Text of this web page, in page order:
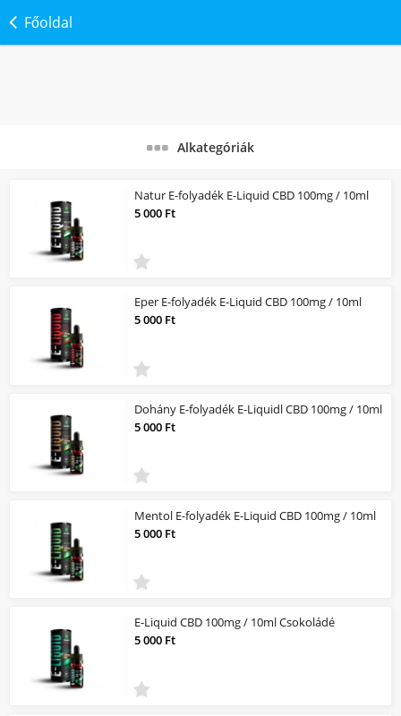
Főoldal
Alkategóriák
Natur E-folyadék E-Liquid CBD 100mg / 10ml
5 000 Ft
Eper E-folyadék E-Liquid CBD 100mg / 10ml
5 000 Ft
Dohány E-folyadék E-Liquidl CBD 100mg / 10ml
5 000 Ft
Mentol E-folyadék E-Liquid CBD 100mg / 10ml
5 000 Ft
E-Liquid CBD 100mg / 10ml Csokoládé
5 000 Ft